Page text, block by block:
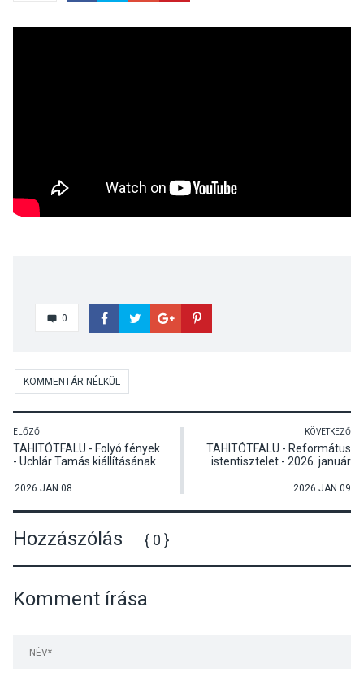
0
KOMMENTÁR NÉLKÜL
ELŐZŐ
TAHITÓTFALU - Folyó fények
- Uchlár Tamás kiállításának
2026 JAN 08
KÖVETKEZŐ
TAHITÓTFALU - Református
istentisztelet - 2026. január
2026 JAN 09
Hozzászólás { 0 }
Komment írása